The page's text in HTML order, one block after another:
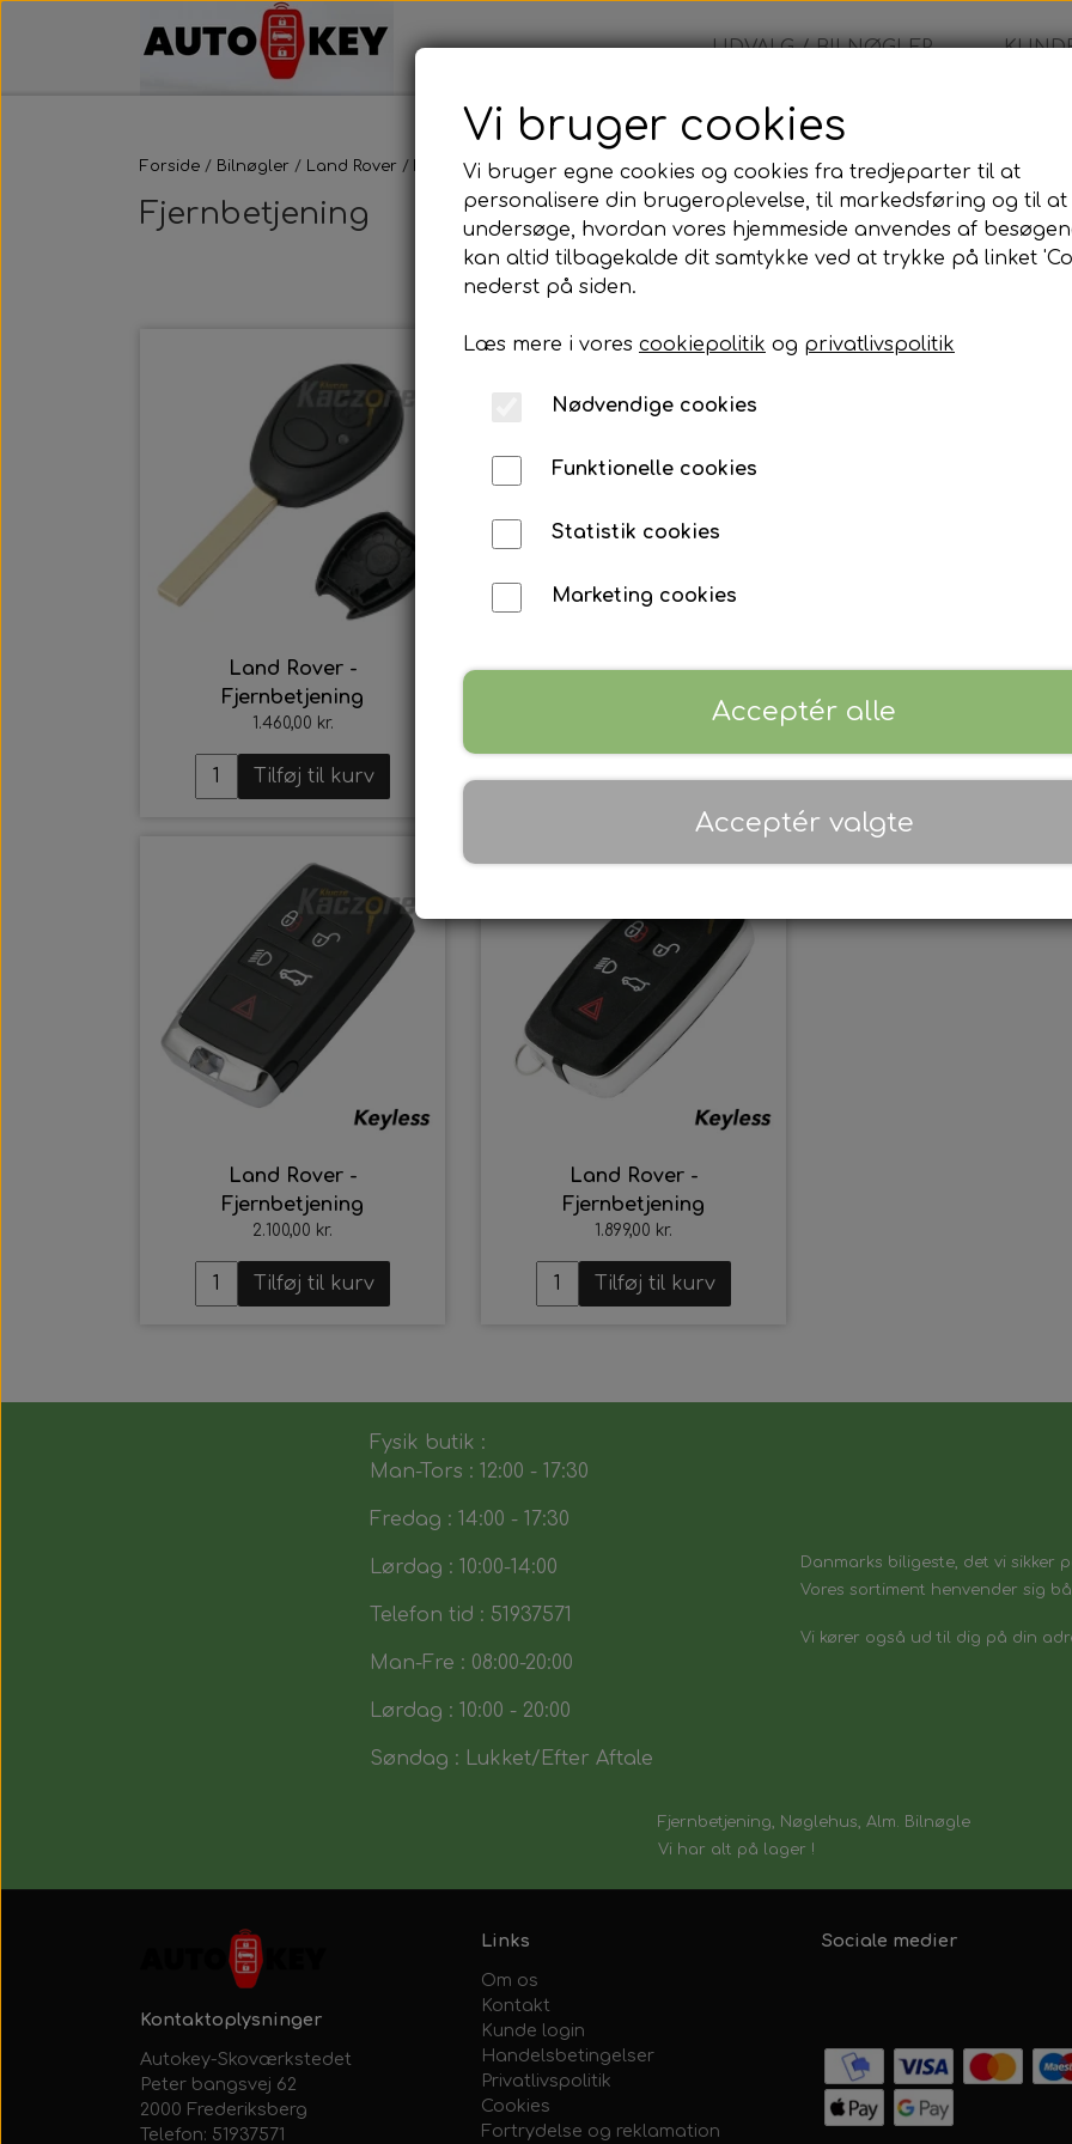
UDVALG / BILNØGLER
Forside Bilnøgler Land Rover Fjernbetjening
Fjernbetjening
Land Rover -
Fjernbetjening
1.460,00 kr.
Tilføj til kurv
Land Rover -
Tilføj til kurv
Land Rover -
Tilføj til kurv
Land Rover -
Fjernbetjening
2.100,00 kr.
Tilføj til kurv
Land Rover -
Fjernbetjening
1.899,00 kr.
Tilføj til kurv
Fysik butik :
Man-Tors : 12:00 - 17:30
Fredag : 14:00 - 17:30
Lørdag : 10:00-14:00
Telefon tid : 51937571
Man-Fre : 08:00-20:00
Lørdag : 10:00 - 20:00
Søndag : Lukket/Efter Aftale
Danmarks biligeste, det vi sikker
Vores sortiment henvender sig
Vi kører også ud til dig på din
Fjernbetjening, Nøglehus, Alm. Bilnøgle
Vi har alt på lager !
Kontaktoplysninger
Autokey-Skoværkstedet
Peter bangsvej 62
2000 Frederiksberg
Telefon: 51937571
Links
Om os
Kontakt
Kunde login
Handelsbetingelser
Privatlivspolitik
Cookies
Fortrydelse og reklamation
Sociale medier
Vi bruger cookies
Vi bruger egne cookies og cookies fra tredjeparter til at
personalisere din brugeroplevelse, til markedsføring og til at
undersøge, hvordan vores hjemmeside anvendes af
kan altid tilbagekalde dit samtykke ved at trykke på linket
nederst på siden.
Læs mere i vores cookiepolitik og privatlivspolitik
Nødvendige cookies
Funktionelle cookies
Statistik cookies
Marketing cookies
Acceptér alle
Acceptér valgte